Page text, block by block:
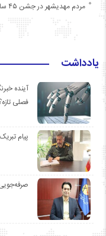
مردم مهدیشهر در جشن ۴۵ سالگیِ انقلاب
یادداشت
آینده
فصلی
پیام